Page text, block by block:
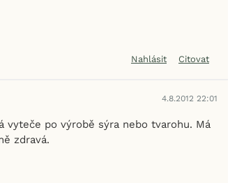
Nahlásit Citovat
4.8.2012 22:01
vyteče po výrobě sýra nebo tvarohu. Má
zdravá.